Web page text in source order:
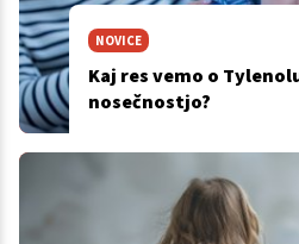
NOVICE
Kaj res vemo o
nosečnostjo?